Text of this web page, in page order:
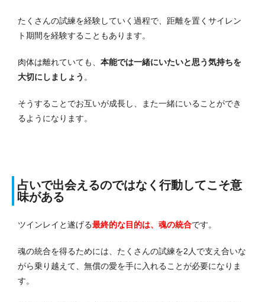
たくさんの試練を経験していく過程で、距離を置くサイレン
ト期間を経験することもあります。
肉体は離れていても、 本能では一緒にいたいと思う気持ちを
大切にしましょう 。
そうすることでお互いが成長し、また一緒にいることができ
るようになります。
占いで出会えるのではなく行動してこそ意
味がある
ツインレイと遂げる最終的な目的は、魂の統合です。
魂の統合を得るためには、たくさんの試練を2人で支え合いな
がら乗り越えて、無償の愛を手に入れることが必要になりま
す。